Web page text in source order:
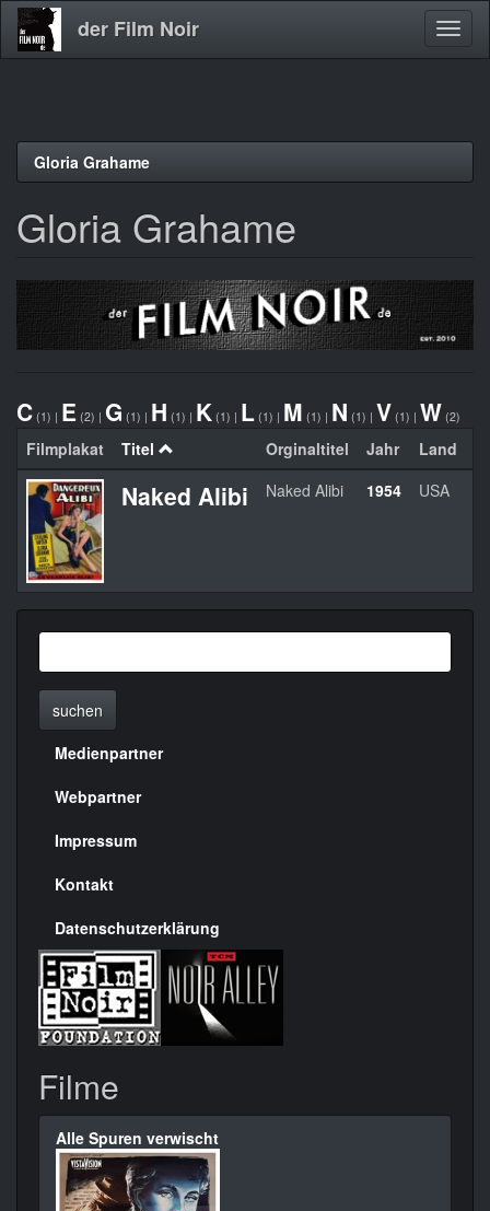
Direkt
der Film Noir
Gloria Grahame
Gloria Grahame
C (1) | E (2) | G (1) | H (1) | K (1) | L (1) | M (1) | N (1) | V (1) | W (2)
Filmplakat Titel Orginaltitel Jahr Land
Naked Alibi Naked Alibi 1954 USA
suchen
Menülinks
rechte
Seite
Medienpartner
Webpartner
Impressum
Kontakt
Datenschutzerklärung
Filme
Alle Spuren verwischt